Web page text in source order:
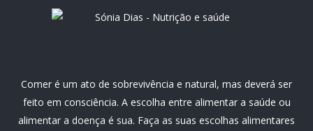
Comer é um ato de sobrevivência e natural, mas deverá ser
feito em consciência. A escolha entre alimentar a saúde ou
alimentar a doença é sua. Faça as suas escolhas alimentares